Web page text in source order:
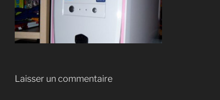
Laisser un commentaire